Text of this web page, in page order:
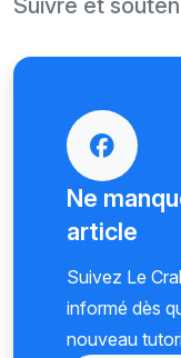
Suivre et
Ne
article
Suivez Le
informé dès
nouveau